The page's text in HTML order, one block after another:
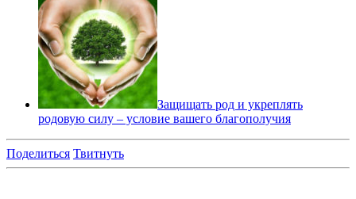
Защищать род и укреплять
родовую силу – условие вашего благополучия
Поделиться Твитнуть